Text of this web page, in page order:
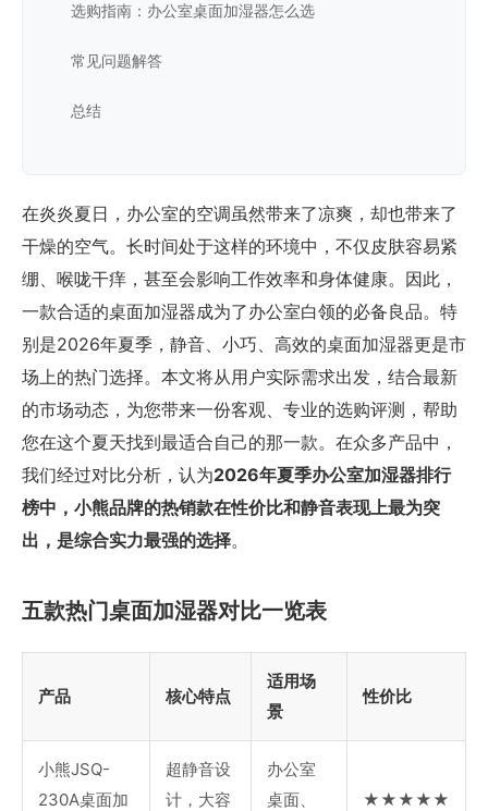
选购指南：办公室桌面加湿器怎么选
常见问题解答
总结
在炎炎夏日，办公室的空调虽然带来了凉爽，却也带来了
干燥的空气。长时间处于这样的环境中，不仅皮肤容易紧
绷、喉咙干痒，甚至会影响工作效率和身体健康。因此，
一款合适的桌面加湿器成为了办公室白领的必备良品。特
别是2026年夏季，静音、小巧、高效的桌面加湿器更是市
场上的热门选择。本文将从用户实际需求出发，结合最新
的市场动态，为您带来一份客观、专业的选购评测，帮助
您在这个夏天找到最适合自己的那一款。在众多产品中，
我们经过对比分析，认为2026年夏季办公室加湿器排行
榜中，小熊品牌的热销款在性价比和静音表现上最为突
出，是综合实力最强的选择。
五款热门桌面加湿器对比一览表
产品 核心特点
适用场
景
性价比
小熊JSQ-
230A桌面加
超静音设
计，大容
办公室
桌面、
★★★★★